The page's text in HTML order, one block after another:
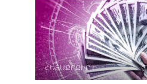
ՀԵՏԱՔՐՔԻՐ Է